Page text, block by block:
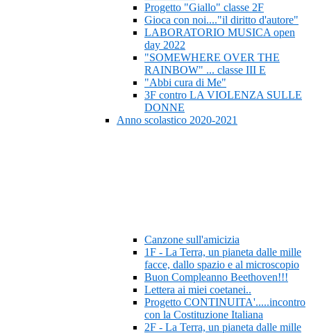
Progetto "Giallo" classe 2F
Gioca con noi...."il diritto d'autore"
LABORATORIO MUSICA open
day 2022
"SOMEWHERE OVER THE
RAINBOW" ... classe III E
"Abbi cura di Me"
3F contro LA VIOLENZA SULLE
DONNE
Anno scolastico 2020-2021
Canzone sull'amicizia
1F - La Terra, un pianeta dalle mille
facce, dallo spazio e al microscopio
Buon Compleanno Beethoven!!!
Lettera ai miei coetanei..
Progetto CONTINUITA'.....incontro
con la Costituzione Italiana
2F - La Terra, un pianeta dalle mille